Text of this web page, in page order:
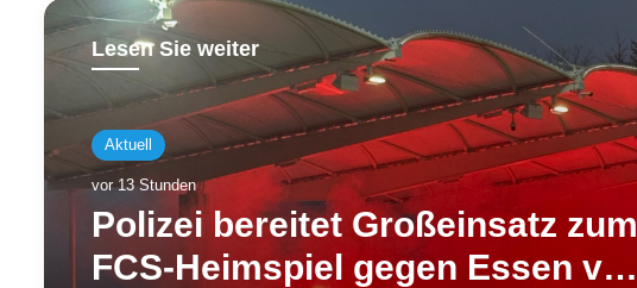
Lesen Sie weiter
Aktuell
vor 13 Stunden
Polizei bereitet Großeinsatz zum
FCS-Heimspiel gegen Essen vor